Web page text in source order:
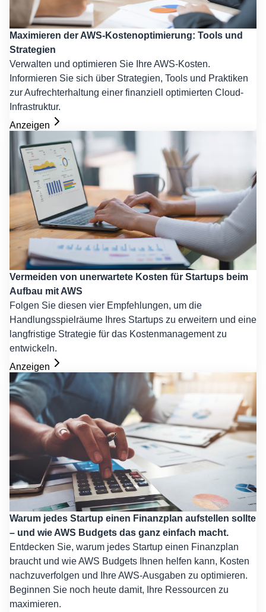
Maximieren der AWS-Kostenoptimierung: Tools und
Strategien
Verwalten und optimieren Sie Ihre AWS-Kosten.
Informieren Sie sich über Strategien, Tools und Praktiken
zur Aufrechterhaltung einer finanziell optimierten Cloud-
Infrastruktur.
Anzeigen
Vermeiden von unerwartete Kosten für Startups beim
Aufbau mit AWS
Folgen Sie diesen vier Empfehlungen, um die
Handlungsspielräume Ihres Startups zu erweitern und eine
langfristige Strategie für das Kostenmanagement zu
entwickeln.
Anzeigen
Warum jedes Startup einen Finanzplan aufstellen sollte
– und wie AWS Budgets das ganz einfach macht.
Entdecken Sie, warum jedes Startup einen Finanzplan
braucht und wie AWS Budgets Ihnen helfen kann, Kosten
nachzuverfolgen und Ihre AWS-Ausgaben zu optimieren.
Beginnen Sie noch heute damit, Ihre Ressourcen zu
maximieren.